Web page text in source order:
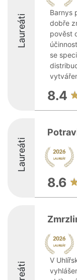
Laureáti
Barnys
dobře
pověst
se
8.4
Laureáti
8.6
V